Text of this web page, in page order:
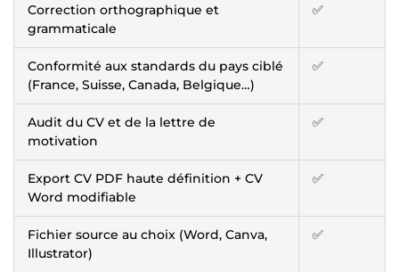
Correction orthographique et
grammaticale
✅
Conformité aux standards du pays ciblé
(France, Suisse, Canada, Belgique…)
✅
Audit du CV et de la lettre de
motivation
✅
Export CV PDF haute définition + CV
Word modifiable
✅
Fichier source au choix (Word, Canva,
Illustrator)
✅